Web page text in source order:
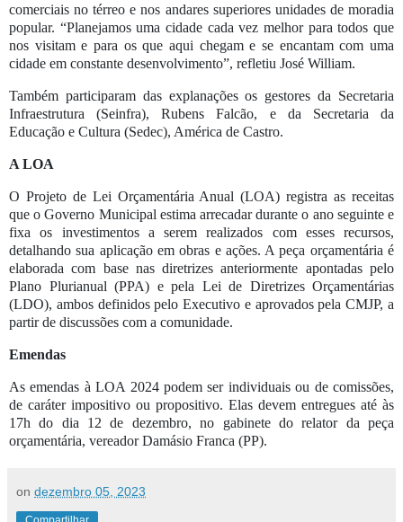
comerciais no térreo e nos andares superiores unidades de moradia
popular. “Planejamos uma cidade cada vez melhor para todos que
nos visitam e para os que aqui chegam e se encantam com uma
cidade em constante desenvolvimento”, refletiu José William.
Também participaram das explanações os gestores da Secretaria
Infraestrutura (Seinfra), Rubens Falcão, e da Secretaria da
Educação e Cultura (Sedec), América de Castro.
A LOA
O Projeto de Lei Orçamentária Anual (LOA) registra as receitas
que o Governo Municipal estima arrecadar durante o ano seguinte e
fixa os investimentos a serem realizados com esses recursos,
detalhando sua aplicação em obras e ações. A peça orçamentária é
elaborada com base nas diretrizes anteriormente apontadas pelo
Plano Plurianual (PPA) e pela Lei de Diretrizes Orçamentárias
(LDO), ambos definidos pelo Executivo e aprovados pela CMJP, a
partir de discussões com a comunidade.
Emendas
As emendas à LOA 2024 podem ser individuais ou de comissões,
de caráter impositivo ou propositivo. Elas devem entregues até às
17h do dia 12 de dezembro, no gabinete do relator da peça
orçamentária, vereador Damásio Franca (PP).
on dezembro 05, 2023